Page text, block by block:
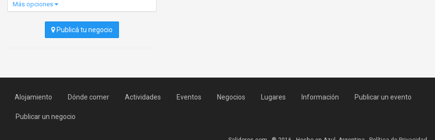
Más opciones
Publicá tu negocio
Alojamiento Dónde comer Actividades Eventos Negocios Lugares Información Publicar un evento
Publicar un negocio